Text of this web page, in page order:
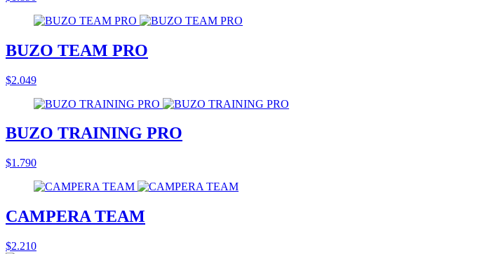
BUZO TEAM PRO
$2.049
BUZO TRAINING PRO
$1.790
CAMPERA TEAM
$2.210